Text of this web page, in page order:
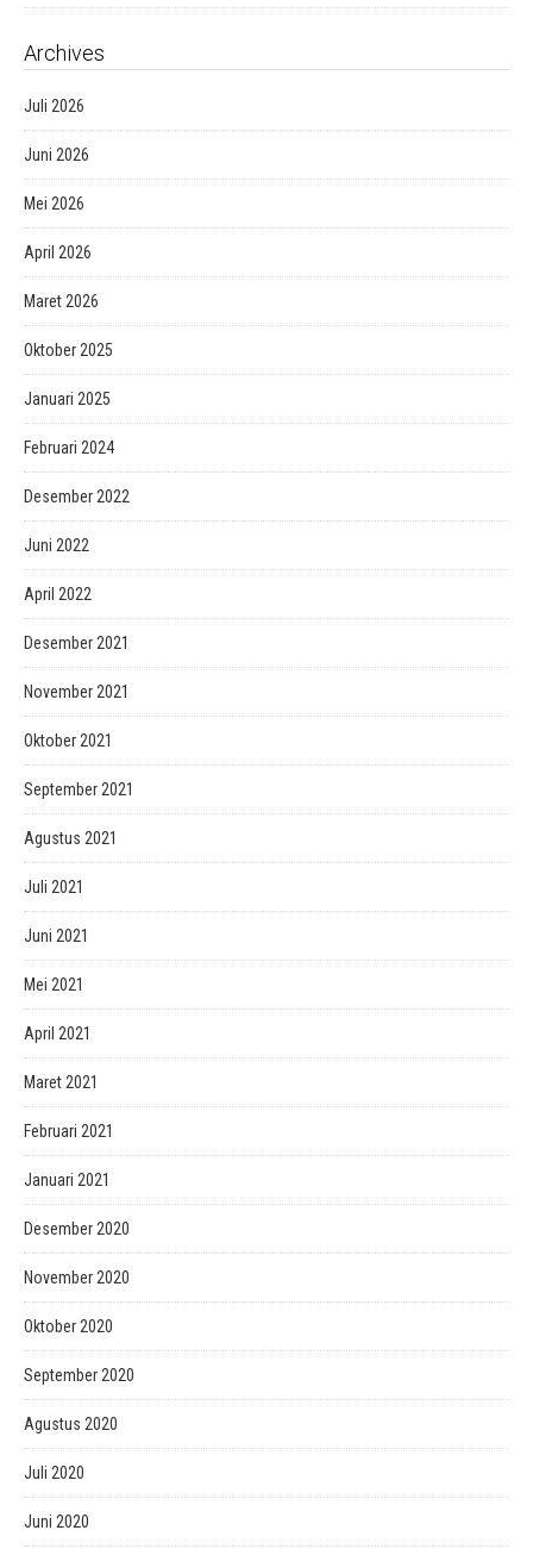
Archives
Juli 2026
Juni 2026
Mei 2026
April 2026
Maret 2026
Oktober 2025
Januari 2025
Februari 2024
Desember 2022
Juni 2022
April 2022
Desember 2021
November 2021
Oktober 2021
September 2021
Agustus 2021
Juli 2021
Juni 2021
Mei 2021
April 2021
Maret 2021
Februari 2021
Januari 2021
Desember 2020
November 2020
Oktober 2020
September 2020
Agustus 2020
Juli 2020
Juni 2020